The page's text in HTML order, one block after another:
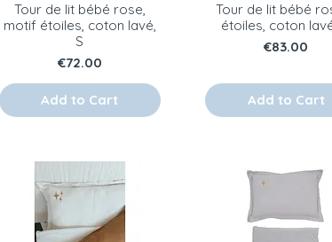
Tour de lit bébé rose,
motif étoiles, coton lavé,
S
Price
€72.00
Add to Cart
Tour de lit bébé
étoiles, coton
Price
€83.00
Add to Cart